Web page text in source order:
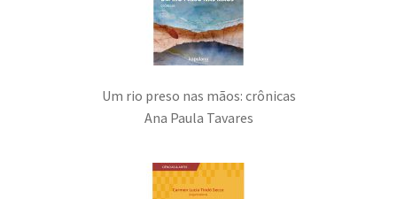
Um rio preso nas mãos: crônicas
Ana Paula Tavares